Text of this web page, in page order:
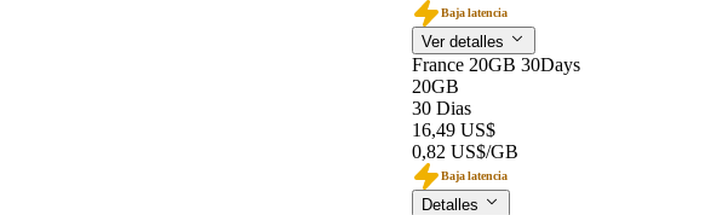
Baja latencia
Ver detalles
France 20GB 30Days
20GB
30 Dias
16,49 US$
0,82 US$/GB
Baja latencia
Detalles